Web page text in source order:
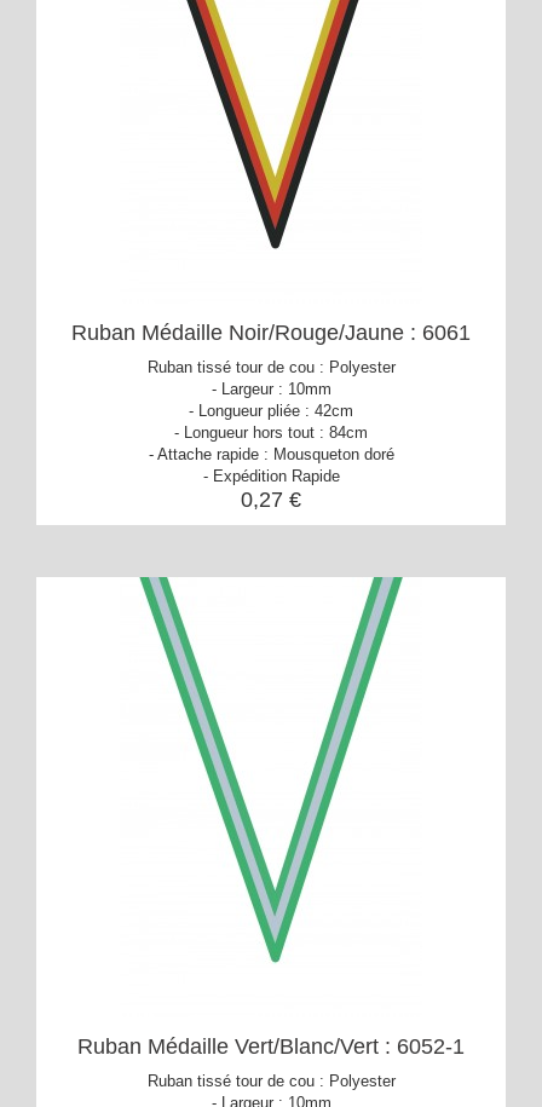
Ruban Médaille Noir/Rouge/Jaune : 6061
Ruban tissé tour de cou : Polyester
- Largeur : 10mm
- Longueur pliée : 42cm
- Longueur hors tout : 84cm
- Attache rapide : Mousqueton doré
- Expédition Rapide
0,27 €
Ruban Médaille Vert/Blanc/Vert : 6052-1
Ruban tissé tour de cou : Polyester
- Largeur : 10mm